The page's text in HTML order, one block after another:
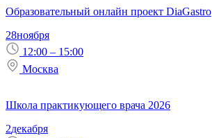
Образовательный онлайн проект DiaGastro
28ноября
12:00 – 15:00
Москва
Школа практикующего врача 2026
2декабря